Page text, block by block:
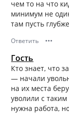
чем то на что
минимум не
там пусть
Ответить •••
Гость
Кто знает, что
— начали
на их места
уволили с
нужна работа,